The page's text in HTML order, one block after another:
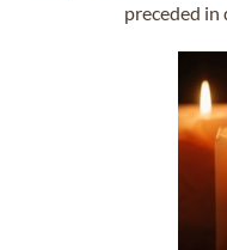
preceded in